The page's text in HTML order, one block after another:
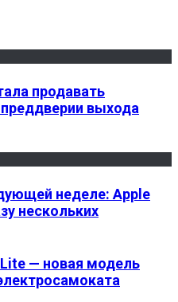
продавать
выхода
неделе: Apple
нескольких
— новая модель